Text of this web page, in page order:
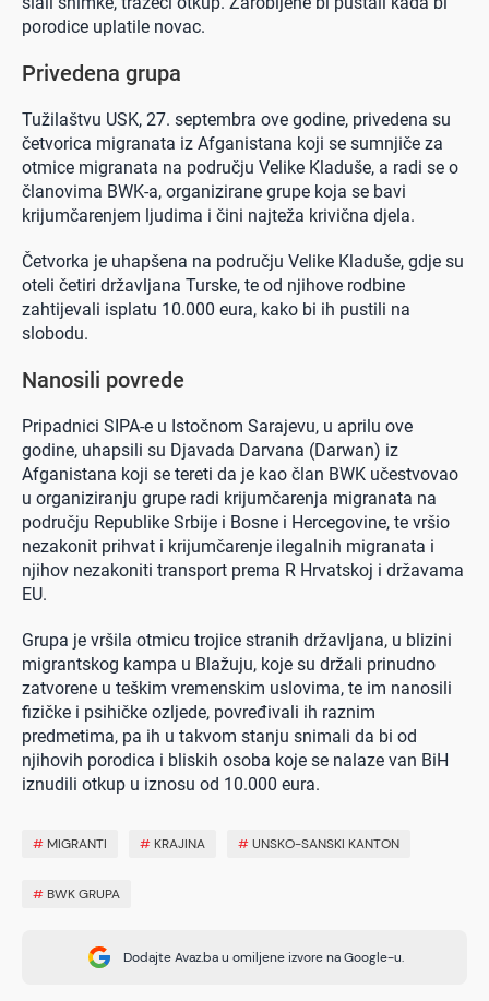
porodice uplatile novac.
Privedena grupa
Tužilaštvu USK, 27. septembra ove godine, privedena su
četvorica migranata iz Afganistana koji se sumnjiče za
otmice migranata na području Velike Kladuše, a radi se o
članovima BWK-a, organizirane grupe koja se bavi
krijumčarenjem ljudima i čini najteža krivična djela.
Četvorka je uhapšena na području Velike Kladuše, gdje su
oteli četiri državljana Turske, te od njihove rodbine
zahtijevali isplatu 10.000 eura, kako bi ih pustili na
slobodu.
Nanosili povrede
Pripadnici SIPA-e u Istočnom Sarajevu, u aprilu ove
godine, uhapsili su Djavada Darvana (Darwan) iz
Afganistana koji se tereti da je kao član BWK učestvovao
u organiziranju grupe radi krijumčarenja migranata na
području Republike Srbije i Bosne i Hercegovine, te vršio
nezakonit prihvat i krijumčarenje ilegalnih migranata i
njihov nezakoniti transport prema R Hrvatskoj i državama
EU.
Grupa je vršila otmicu trojice stranih državljana, u blizini
migrantskog kampa u Blažuju, koje su držali prinudno
zatvorene u teškim vremenskim uslovima, te im nanosili
fizičke i psihičke ozljede, povređivali ih raznim
predmetima, pa ih u takvom stanju snimali da bi od
njihovih porodica i bliskih osoba koje se nalaze van BiH
iznudili otkup u iznosu od 10.000 eura.
# MIGRANTI # KRAJINA #UNSKO-SANSKI KANTON
# BWK GRUPA
Dodajte Avaz.ba u omiljene izvore na Google-u.